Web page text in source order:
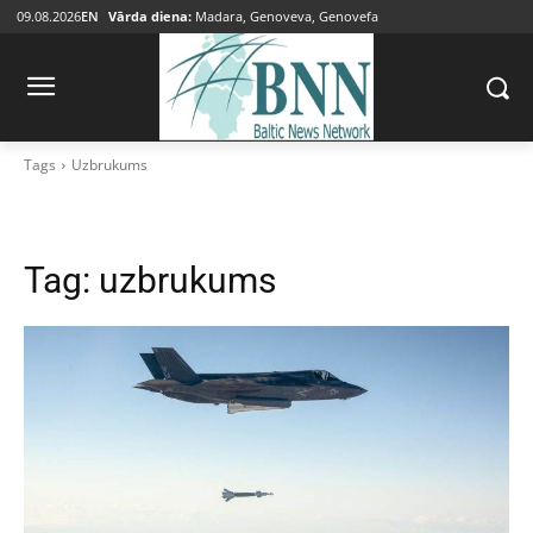
09.08.2026EN Vārda diena: Madara, Genoveva, Genovefa
Tags Uzbrukums
Tag: uzbrukums